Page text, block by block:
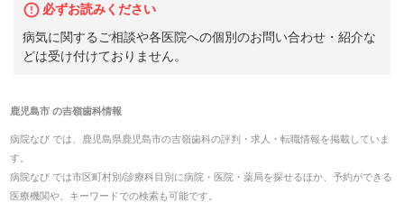
必ずお読みください
病気に関するご相談や各医院への個別のお問い合わせ・紹介な
どは受け付けておりません。
鹿児島市の吉嶺歯科情報
病院なび では、 鹿児島県鹿児島市の吉嶺歯科の評判・求人・転職情報を掲載していま
す。
病院なび では市区町村別/診療科目別に病院・医院・薬局を探せるほか、予約ができる
医療機関や、キーワードでの検索も可能です。